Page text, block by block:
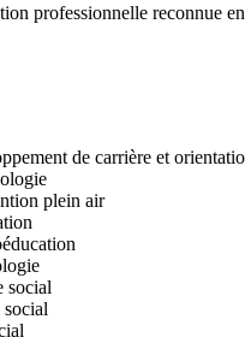
professionnelle reconnue
de carrière et
plein air
social
social